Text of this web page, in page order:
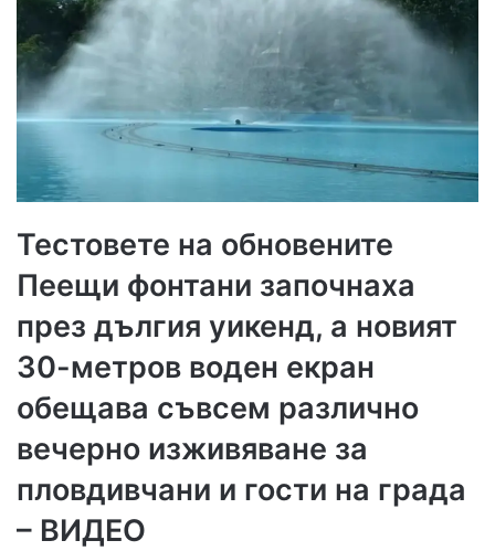
Тестовете на обновените
Пеещи фонтани започнаха
през дългия уикенд, а новият
30-метров воден екран
обещава съвсем различно
вечерно изживяване за
пловдивчани и гости на града
– ВИДЕО